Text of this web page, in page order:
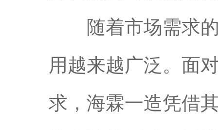
随着市场需求的
用越来越广泛。面
求，海霖一造凭借